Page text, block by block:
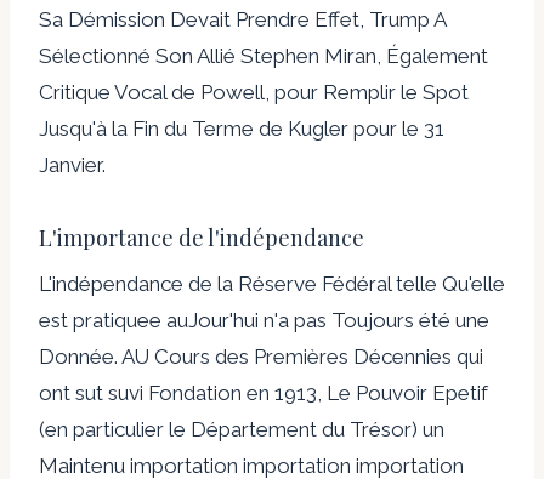
Sa Démission Devait Prendre Effet, Trump A
Sélectionné Son Allié Stephen Miran, Également
Critique Vocal de Powell, pour Remplir le Spot
Jusqu'à la Fin du Terme de Kugler pour le 31
Janvier.
L'importance de l'indépendance
L'indépendance de la Réserve Fédéral telle Qu'elle
est pratiquee auJour'hui n'a pas Toujours été une
Donnée. AU Cours des Premières Décennies qui
ont sut suvi Fondation en 1913, Le Pouvoir Epetif
(en particulier le Département du Trésor) un
Maintenu importation importation importation